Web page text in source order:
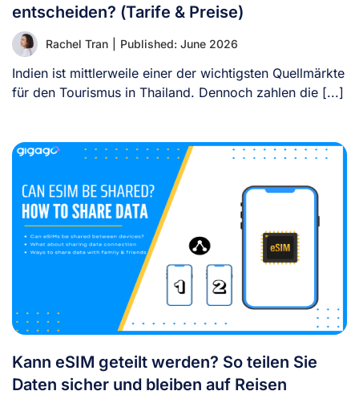
entscheiden? (Tarife & Preise)
Rachel Tran Published: June 2026
Indien ist mittlerweile einer der wichtigsten Quellmärkte
für den Tourismus in Thailand. Dennoch zahlen die [...]
Kann eSIM geteilt werden? So teilen Sie
Daten sicher und bleiben auf Reisen